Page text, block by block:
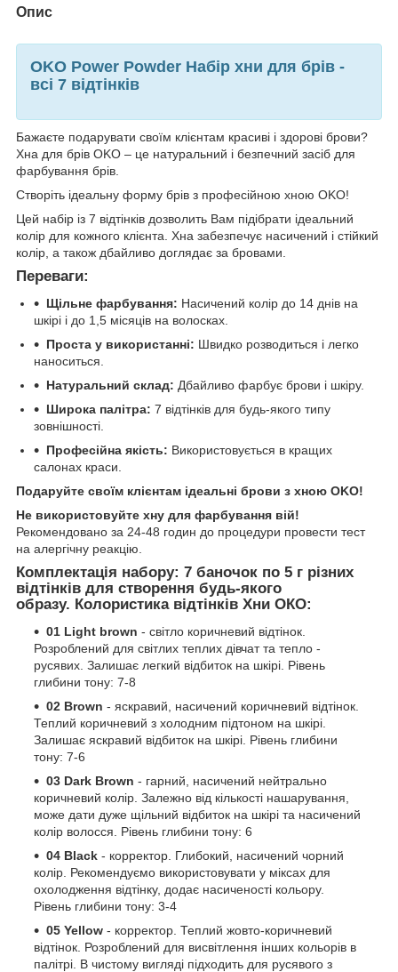
Опис
OKO Power Powder Набір хни для брів -
всі 7 відтінків
Бажаєте подарувати своїм клієнтам красиві і здорові брови?
Хна для брів OKO – це натуральний і безпечний засіб для
фарбування брів.
Створіть ідеальну форму брів з професійною хною OKO!
Цей набір із 7 відтінків дозволить Вам підібрати ідеальний
колір для кожного клієнта. Хна забезпечує насичений і стійкий
колір, а також дбайливо доглядає за бровами.
Переваги:
Щільне фарбування: Насичений колір до 14 днів на
шкірі і до 1,5 місяців на волосках.
Проста у використанні: Швидко розводиться і легко
наноситься.
Натуральний склад: Дбайливо фарбує брови і шкіру.
Широка палітра: 7 відтінків для будь-якого типу
зовнішності.
Професійна якість: Використовується в кращих
салонах краси.
Подаруйте своїм клієнтам ідеальні брови з хною OKO!
Не використовуйте хну для фарбування вій!
Рекомендовано за 24-48 годин до процедури провести тест
на алергічну реакцію.
Комплектація набору: 7 баночок по 5 г різних
відтінків для створення будь-якого
образу. Колористика відтінків Хни ОКО:
01 Light brown - світло коричневий відтінок.
Розроблений для світлих теплих дівчат та тепло -
русявих. Залишає легкий відбиток на шкірі. Рівень
глибини тону: 7-8
02 Brown - яскравий, насичений коричневий відтінок.
Теплий коричневий з холодним підтоном на шкірі.
Залишає яскравий відбиток на шкірі. Рівень глибини
тону: 7-6
03 Dark Brown - гарний, насичений нейтрально
коричневий колір. Залежно від кількості нашарування,
може дати дуже щільний відбиток на шкірі та насичений
колір волосся. Рівень глибини тону: 6
04 Black - корректор. Глибокий, насичений чорний
колір. Рекомендуємо використовувати у міксах для
охолодження відтінку, додає насиченості кольору.
Рівень глибини тону: 3-4
05 Yellow - корректор. Теплий жовто-коричневий
відтінок. Розроблений для висвітлення інших кольорів в
палітрі. В чистому вигляді підходить для русявого з